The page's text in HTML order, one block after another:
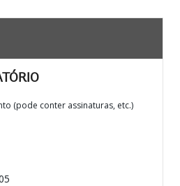
(pode conter assinaturas, etc.)